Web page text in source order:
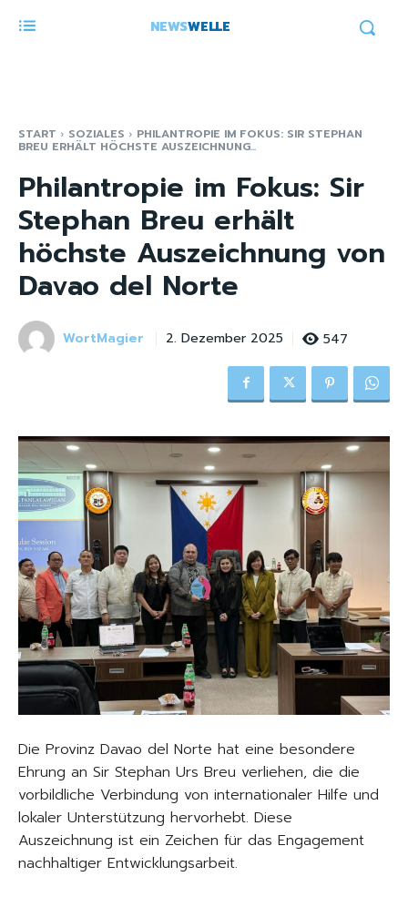
NEWSWELLE
START SOZIALES PHILANTROPIE IM FOKUS: SIR STEPHAN
BREU ERHÄLT HÖCHSTE AUSZEICHNUNG...
Philantropie im Fokus: Sir
Stephan Breu erhält
höchste Auszeichnung von
Davao del Norte
WortMagier 2. Dezember 2025 547
Die Provinz Davao del Norte hat eine besondere
Ehrung an Sir Stephan Urs Breu verliehen, die die
vorbildliche Verbindung von internationaler Hilfe und
lokaler Unterstützung hervorhebt. Diese
Auszeichnung ist ein Zeichen für das Engagement
nachhaltiger Entwicklungsarbeit.